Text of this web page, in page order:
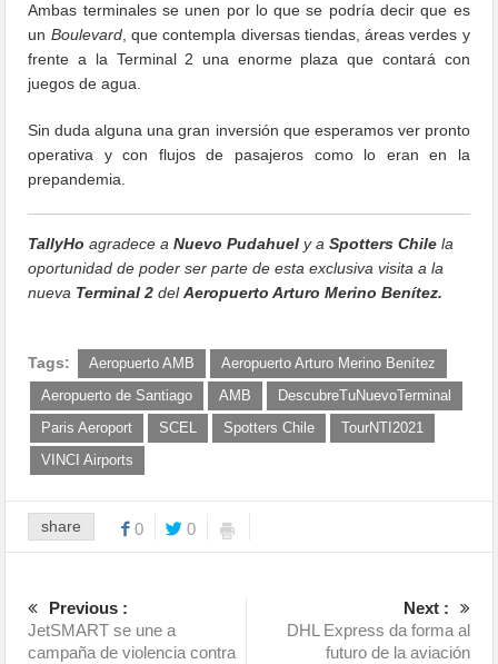
Ambas terminales se unen por lo que se podría decir que es
un Boulevard, que contempla diversas tiendas, áreas verdes y
frente a la Terminal 2 una enorme plaza que contará con
juegos de agua.
Sin duda alguna una gran inversión que esperamos ver pronto
operativa y con flujos de pasajeros como lo eran en la
prepandemia.
TallyHo agradece aNuevo Pudahuel y aSpotters Chile la
oportunidad de poder ser parte de esta exclusiva visita a la
nueva Terminal 2 delAeropuerto Arturo Merino Benítez.
Tags: Aeropuerto AMB
Aeropuerto Arturo Merino Benítez
Aeropuerto de Santiago
AMB
DescubreTuNuevoTerminal
Paris Aeroport
SCEL Spotters Chile
TourNTI2021
VINCI Airports
share 0 0
Previous :
JetSMART se une a
campaña de violencia contra
Next :
DHL Express da forma al
futuro de la aviación